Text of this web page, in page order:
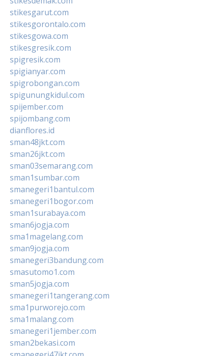
stikesgarut.com
stikesgorontalo.com
stikesgowa.com
stikesgresik.com
spigresik.com
spigianyar.com
spigrobongan.com
spigunungkidul.com
spijember.com
spijombang.com
dianflores.id
sman48jkt.com
sman26jkt.com
sman03semarang.com
sman1sumbar.com
smanegeri1bantul.com
smanegeri1bogor.com
sman1surabaya.com
sman6jogja.com
sma1magelang.com
sman9jogja.com
smanegeri3bandung.com
smasutomo1.com
sman5jogja.com
smanegeri1tangerang.com
sma1purworejo.com
sma1malang.com
smanegeri1jember.com
sman2bekasi.com